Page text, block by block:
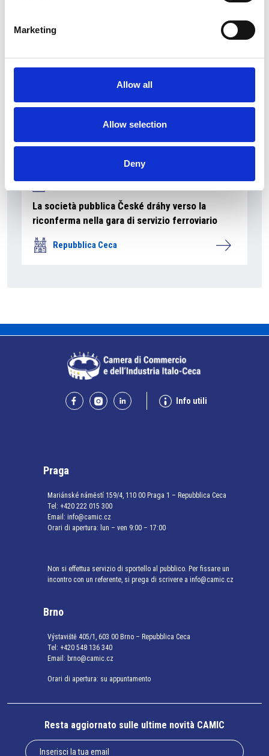
Marketing
Allow all
Allow selection
Deny
La società pubblica České dráhy verso la
riconferma nella gara di servizio ferroviario
Repubblica Ceca
Info utili
Praga
Mariánské náměstí 159/4, 110 00 Praga 1 – Repubblica Ceca
Tel: +420 222 015 300
Email: info@camic.cz
Orari di apertura: lun – ven 9:00 – 17:00
Non si effettua servizio di sportello al pubblico. Per fissare un
incontro con un referente, si prega di scrivere a info@camic.cz
Brno
Výstaviště 405/1, 603 00 Brno – Repubblica Ceca
Tel: +420 548 136 340
Email: brno@camic.cz
Orari di apertura: su appuntamento
Resta aggiornato sulle ultime novità CAMIC